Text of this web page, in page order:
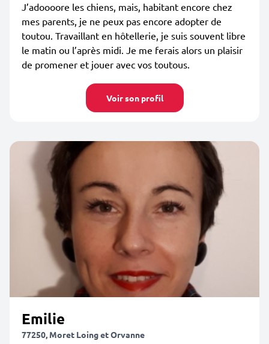
J’adoooore les chiens, mais, habitant encore chez
mes parents, je ne peux pas encore adopter de
toutou. Travaillant en hôtellerie, je suis souvent libre
le matin ou l’après midi. Je me ferais alors un plaisir
de promener et jouer avec vos toutous.
Voir son profil
Emilie
77250, Moret Loing et Orvanne